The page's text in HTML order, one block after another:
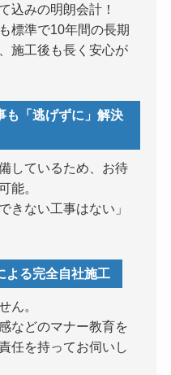
込みの明朗会計！
標準で10年間の長期
施工後も長く安心が
も「逃げずに」解決
しているため、お待
能。
きない工事はない」
よる完全自社施工
ん。
などのマナー教育を
任を持ってお伺いし